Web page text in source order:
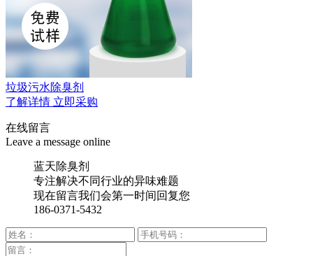
垃圾污水除臭剂
了解详情 立即采购
在线留言
Leave a message online
蓝天除臭剂
专注解决不同行业的异味难题
现在留言我们会第一时间回复您
186-0371-5432